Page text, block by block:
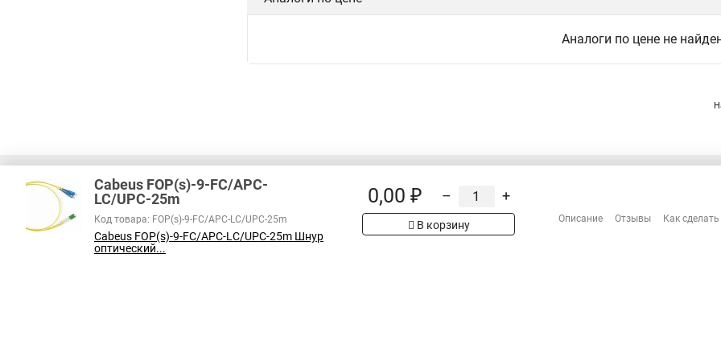
Аналоги по цене не
В соответствии с пунктом 2 статьи 437 ГК РФ, вся информация о товарах на сайте имеет
справочный характер и не является публичной офертой. При покупке проверяйте товар
на наличие интересующих вас функций и характеристик.
Сотрудничество
Cabeus FOP(s)-9-FC/APC-
LC/UPC-25m
Код товара: FOP(s)-9-FC/APC-LC/UPC-25m
Cabeus FOP(s)-9-FC/APC-LC/UPC-25m Шнур
оптический...
0,00 ₽ – +
В корзину
Описание Отзывы Как сделать